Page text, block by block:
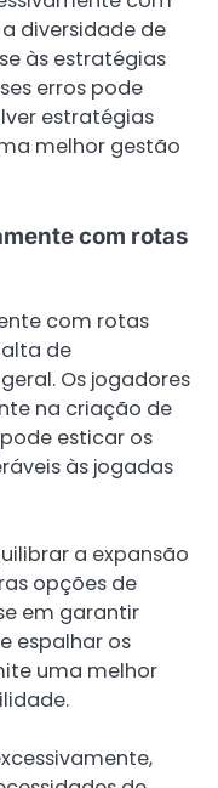
diversidade de
às estratégias
erros pode
estratégias
melhor gestão
com rotas
com rotas
de
Os jogadores
na criação de
esticar os
às jogadas
a expansão
opções de
em garantir
espalhar os
uma melhor